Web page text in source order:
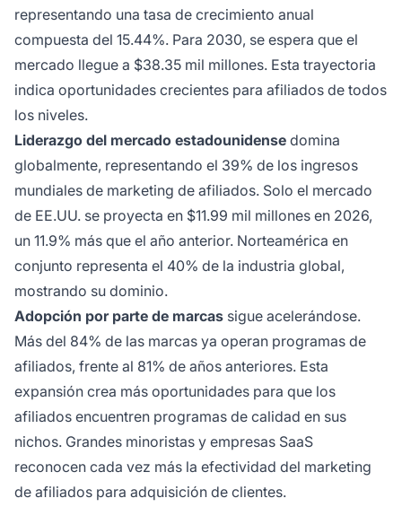
representando una tasa de crecimiento anual
compuesta del 15.44%. Para 2030, se espera que el
mercado llegue a $38.35 mil millones. Esta trayectoria
indica oportunidades crecientes para afiliados de todos
los niveles.
Liderazgo del mercado estadounidense domina
globalmente, representando el 39% de los ingresos
mundiales de marketing de afiliados. Solo el mercado
de EE.UU. se proyecta en $11.99 mil millones en 2026,
un 11.9% más que el año anterior. Norteamérica en
conjunto representa el 40% de la industria global,
mostrando su dominio.
Adopción por parte de marcas sigue acelerándose.
Más del 84% de las marcas ya operan programas de
afiliados, frente al 81% de años anteriores. Esta
expansión crea más oportunidades para que los
afiliados encuentren programas de calidad en sus
nichos. Grandes minoristas y empresas SaaS
reconocen cada vez más la efectividad del marketing
de afiliados para adquisición de clientes.